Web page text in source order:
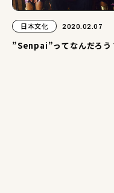
日本文化 2020.02.07
”Senpai”ってなんだろう